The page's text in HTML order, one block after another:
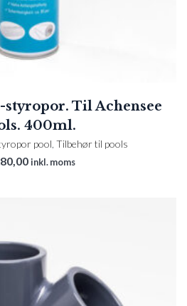
Til Achensee
400ml.
pool Tilbehør til pools
inkl. moms